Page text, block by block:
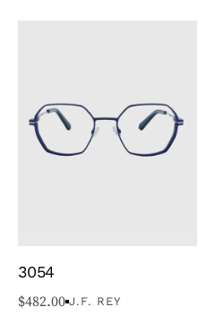
3054
$482.00 J.F. REY